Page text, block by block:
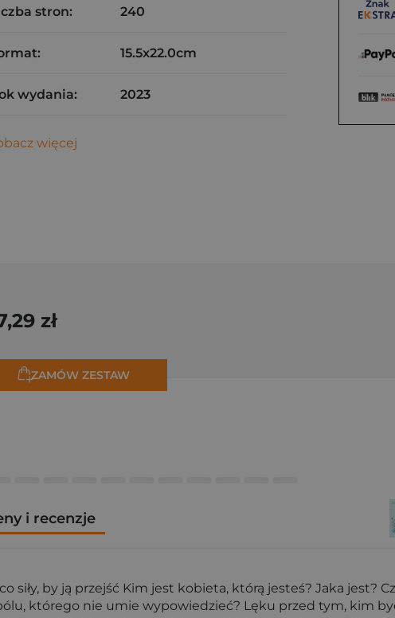
stron: 240
15.5x22.0cm
wydania: 2023
więcej
zł
ZAMÓW ZESTAW
i recenzje
siły, by ją przejść Kim jest kobieta, którą jesteś? Jaka jest?
którego nie umie wypowiedzieć? Lęku przed tym, kim